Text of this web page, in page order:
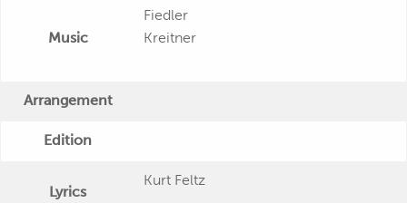
Music
Fiedler
Kreitner
Arrangement
Edition
Lyrics
Kurt Feltz